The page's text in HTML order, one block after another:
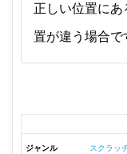
正しい位置に
置が違う場合で
ジャンル スクラッ